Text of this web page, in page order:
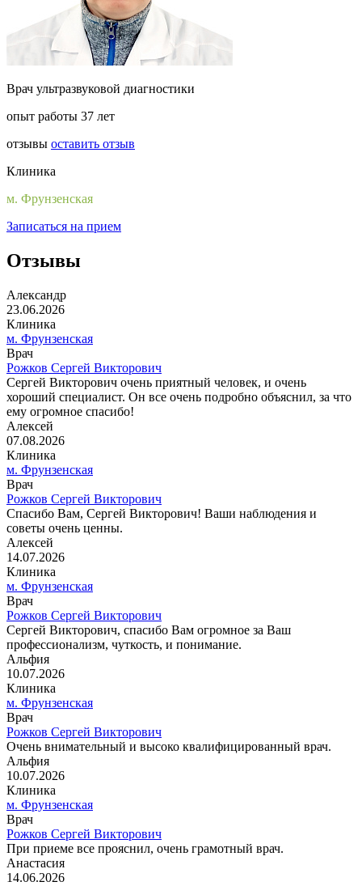
Врач ультразвуковой диагностики
опыт работы 37 лет
отзывы оставить отзыв
Клиника
м. Фрунзенская
Записаться на прием
Отзывы
Александр
23.06.2026
Клиника
м. Фрунзенская
Врач
Рожков Сергей Викторович
Сергей Викторович очень приятный человек, и очень
хороший специалист. Он все очень подробно объяснил, за что
ему огромное спасибо!
Алексей
07.08.2026
Клиника
м. Фрунзенская
Врач
Рожков Сергей Викторович
Спасибо Вам, Сергей Викторович! Ваши наблюдения и
советы очень ценны.
Алексей
14.07.2026
Клиника
м. Фрунзенская
Врач
Рожков Сергей Викторович
Сергей Викторович, спасибо Вам огромное за Ваш
профессионализм, чуткость, и понимание.
Альфия
10.07.2026
Клиника
м. Фрунзенская
Врач
Рожков Сергей Викторович
Очень внимательный и высоко квалифицированный врач.
Альфия
10.07.2026
Клиника
м. Фрунзенская
Врач
Рожков Сергей Викторович
При приеме все прояснил, очень грамотный врач.
Анастасия
14.06.2026